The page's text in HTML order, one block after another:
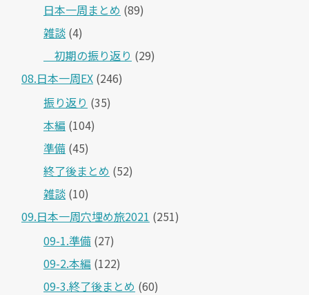
日本一周まとめ (89)
雑談 (4)
＿初期の振り返り (29)
08.日本一周EX (246)
振り返り (35)
本編 (104)
準備 (45)
終了後まとめ (52)
雑談 (10)
09.日本一周穴埋め旅2021 (251)
09-1.準備 (27)
09-2.本編 (122)
09-3.終了後まとめ (60)